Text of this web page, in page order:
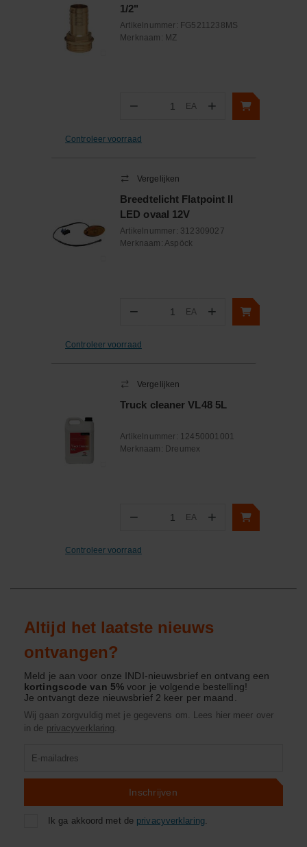
1/2"
Artikelnummer: FG5211238MS
Merknaam: MZ
− Aantal
EA +
Controleer voorraad
Vergelijken
Breedtelicht Flatpoint ll
LED ovaal 12V
Artikelnummer: 312309027
Merknaam: Aspöck
− Aantal
EA +
Controleer voorraad
Vergelijken
Truck cleaner VL48 5L
Artikelnummer: 12450001001
Merknaam: Dreumex
− Aantal
EA +
Controleer voorraad
Altijd het laatste nieuws
ontvangen?
Meld je aan voor onze INDI-nieuwsbrief en ontvang een
kortingscode van 5%voor je volgende bestelling!
Je ontvangt deze nieuwsbrief 2 keer per maand.
Wij gaan zorgvuldig met je gegevens om. Lees hier meer over
in de privacyverklaring.
Inschrijven
Ik ga akkoord met de privacyverklaring.